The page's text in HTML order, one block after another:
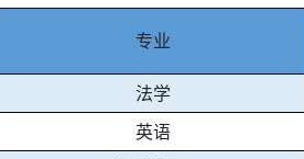
专业
法学
英语